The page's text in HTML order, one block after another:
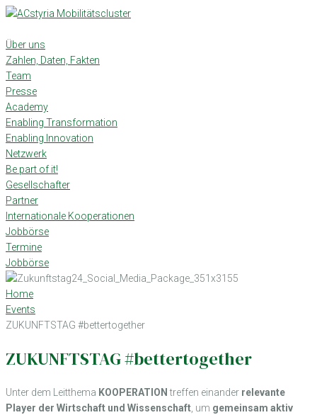
Skip
content
Über uns
Zahlen, Daten, Fakten
Team
Presse
Academy
Enabling Transformation
Enabling Innovation
Netzwerk
Be part of it!
Gesellschafter
Partner
Internationale Kooperationen
Jobbörse
Termine
Jobbörse
Home
Events
ZUKUNFTSTAG #bettertogether
ZUKUNFTSTAG #bettertogether
Unter dem Leitthema KOOPERATION treffen einander relevante
Player der Wirtschaft und Wissenschaft , um gemeinsam aktiv